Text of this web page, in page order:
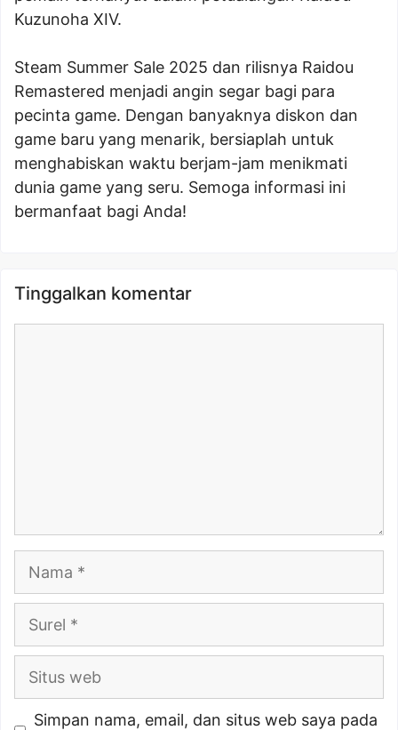
Kuzunoha XIV.
Steam Summer Sale 2025 dan rilisnya Raidou
Remastered menjadi angin segar bagi para
pecinta game. Dengan banyaknya diskon dan
game baru yang menarik, bersiaplah untuk
menghabiskan waktu berjam-jam menikmati
dunia game yang seru. Semoga informasi ini
bermanfaat bagi Anda!
Tinggalkan komentar
Surel
Situs
Simpan nama, email, dan situs web saya pada